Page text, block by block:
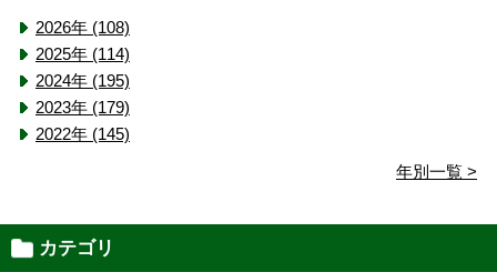
2026年 (108)
2025年 (114)
2024年 (195)
2023年 (179)
2022年 (145)
年別一覧 >
カテゴリ